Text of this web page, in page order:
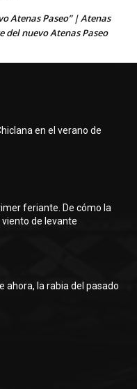
Atenas Paseo” | Atenas
del nuevo Atenas Paseo
en el verano de
feriante. De cómo la
de levante
ahora, la rabia del pasado